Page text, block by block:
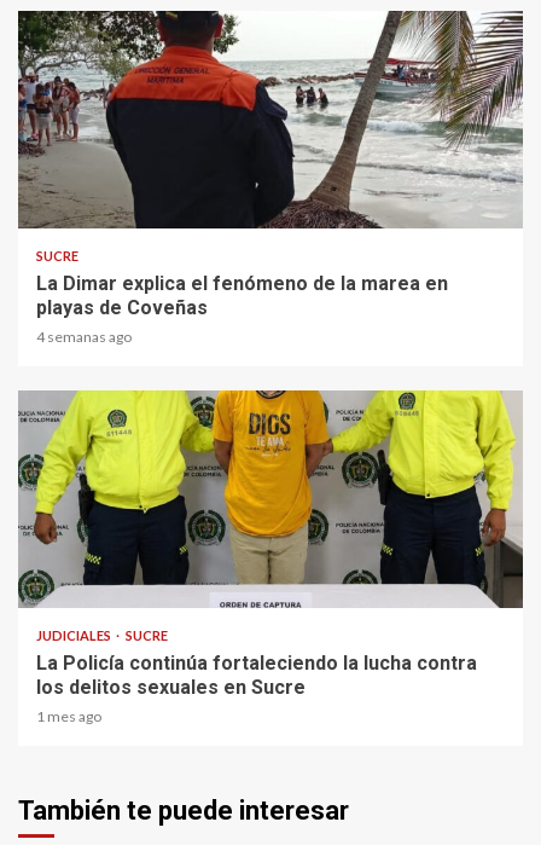
2 min read
SUCRE
La Dimar explica el fenómeno de la marea en
playas de Coveñas
4 semanas ago
2 min read
JUDICIALES SUCRE
La Policía continúa fortaleciendo la lucha contra
los delitos sexuales en Sucre
1 mes ago
También te puede interesar